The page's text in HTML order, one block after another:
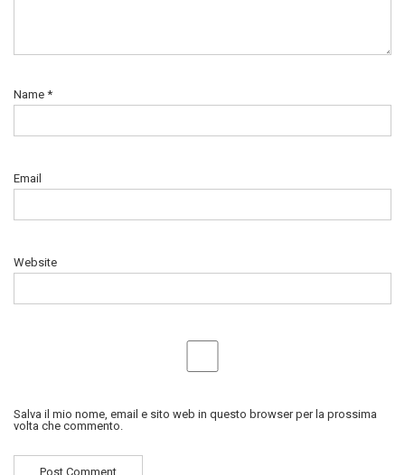
Name *
Email
Website
Salva il mio nome, email e sito web in questo browser per la prossima
volta che commento.